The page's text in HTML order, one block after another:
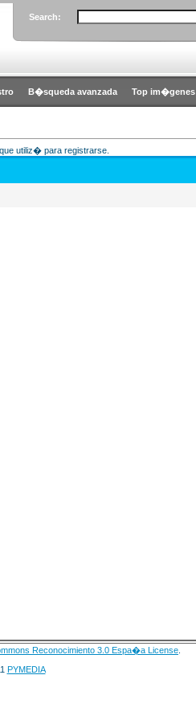
Search:
B�squeda avanzada Top im�genes
utiliz� para registrarse.
Reconocimiento 3.0 Espa�a License
PYMEDIA